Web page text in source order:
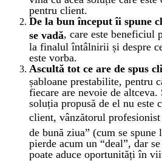
pentru client.
De la bun început îi spune
se vadă, care este beneficiul
la finalul întâlnirii și despre
este vorba.
Ascultă tot ce are de spus
șabloane prestabilite, pentru
fiecare are nevoie de
soluția propusă de el nu este
client, vânzătorul profesionist
de bună ziua” (cum se
pierde acum un “deal”, dar
poate aduce oportunități în